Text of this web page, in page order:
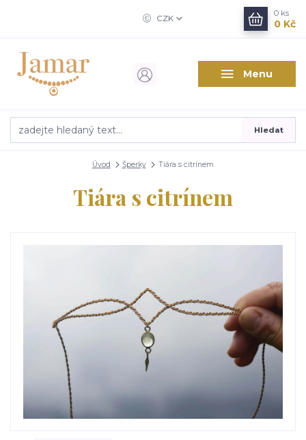
Menu
CZK
Hledat
0 ks
0 Kč
Úvod Šperky Tiára s citrínem
Tiára s citrínem